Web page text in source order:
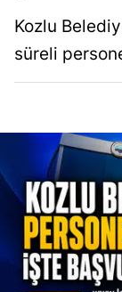
Kozlu
süreli